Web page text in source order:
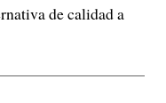
de calidad a